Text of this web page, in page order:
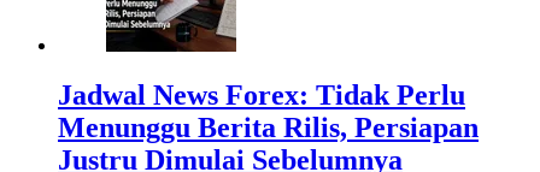
Jadwal News Forex: Tidak Perlu
Menunggu Berita Rilis, Persiapan
Justru Dimulai Sebelumnya